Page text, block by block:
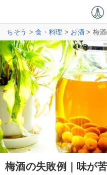
ちそう >食・料理 > お酒> 梅酒
梅酒の失敗例｜味が